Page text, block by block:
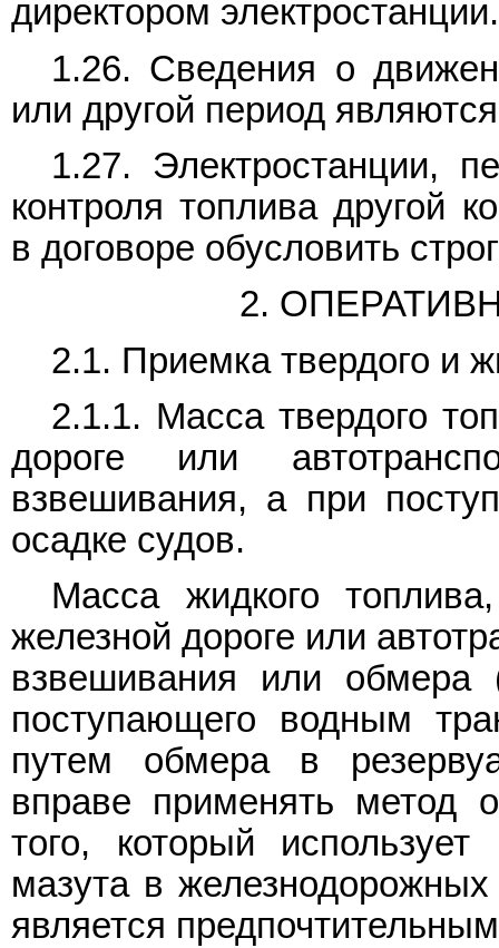
директором электростанции.
1.26. Сведения о
или другой период
1.27. Электростанции,
контроля топлива другой
в договоре обусловить
2.
2.1. Приемка твердого и
2.1.1. Масса твердого
дороге или
взвешивания, а при
осадке судов.
Масса жидкого
железной дороге или
взвешивания или
поступающего водным
путем обмера в
вправе применять метод
того, который
мазута в
является